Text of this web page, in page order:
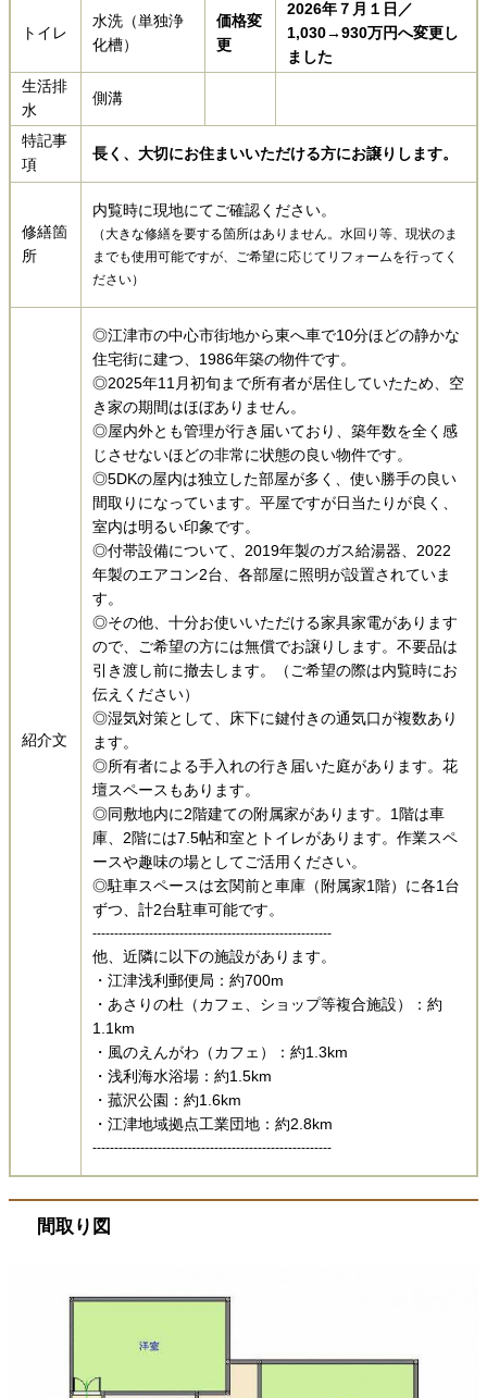
トイレ
水洗（単独浄
化槽）
価格変
更
2026年７月１日／
1,030→930万円へ変更し
ました
生活排
水
側溝
特記事
項
長く、大切にお住まいいただける方にお譲りします。
修繕箇
所
内覧時に現地にてご確認ください。
（大きな修繕を要する箇所はありません。水回り等、現状のま
までも使用可能ですが、ご希望に応じてリフォームを行ってく
ださい）
紹介文
◎江津市の中心市街地から東へ車で10分ほどの静かな
住宅街に建つ、1986年築の物件です。
◎2025年11月初旬まで所有者が居住していたため、空
き家の期間はほぼありません。
◎屋内外とも管理が行き届いており、築年数を全く感
じさせないほどの非常に状態の良い物件です。
◎5DKの屋内は独立した部屋が多く、使い勝手の良い
間取りになっています。平屋ですが日当たりが良く、
室内は明るい印象です。
◎付帯設備について、2019年製のガス給湯器、2022
年製のエアコン2台、各部屋に照明が設置されていま
す。
◎その他、十分お使いいただける家具家電があります
ので、ご希望の方には無償でお譲りします。不要品は
引き渡し前に撤去します。（ご希望の際は内覧時にお
伝えください）
◎湿気対策として、床下に鍵付きの通気口が複数あり
ます。
◎所有者による手入れの行き届いた庭があります。花
壇スペースもあります。
◎同敷地内に2階建ての附属家があります。1階は車
庫、2階には7.5帖和室とトイレがあります。作業スペ
ースや趣味の場としてご活用ください。
◎駐車スペースは玄関前と車庫（附属家1階）に各1台
ずつ、計2台駐車可能です。
-------------------------------------------------------
他、近隣に以下の施設があります。
・江津浅利郵便局：約700m​​​​​
・あさりの杜（カフェ、ショップ等複合施設）：約
1.1km​​​​​​​​
・風のえんがわ（カフェ）：約1.3km​​​
・浅利海水浴場：約1.5km​​​​​​​
・菰沢公園：約1.6km​​​​​​​
・江津地域拠点工業団地：約2.8km​​​
-------------------------------------------------------​
間取り図